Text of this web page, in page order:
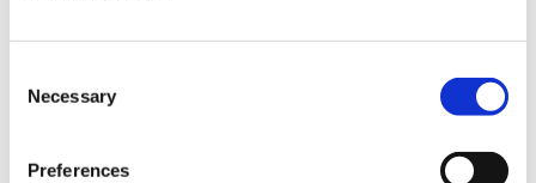
Selection
Necessary
Preferences
Η Δημόσια Υπηρεσία Απασχόλησης ΔΥΠΑ διοργανώνει τo